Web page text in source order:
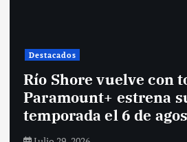
Destacados
Río Shore vuelve con
Paramount+ estrena
temporada el 6 de